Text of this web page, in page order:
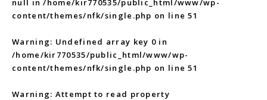
null in/home/kir770535/public_html/www/wp-
content/themes/nfk/single.php on line51
Warning: Undefined array key 0 in
/home/kir770535/public_html/www/wp-
content/themes/nfk/single.php on line51
Warning: Attempt to read property